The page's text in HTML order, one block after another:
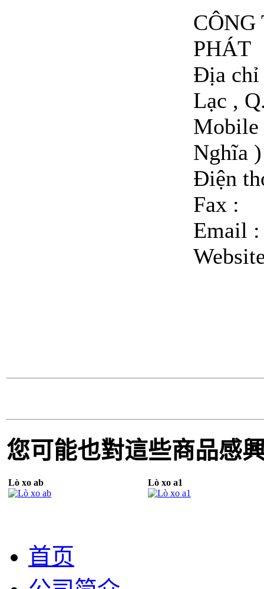
PHÁT
Địa chỉ
Lạc ,
Mobile
Nghĩa )
Điện
Fax :
Email
您可能也對這些商品感
Lò xo ab Lò xo a1
首页